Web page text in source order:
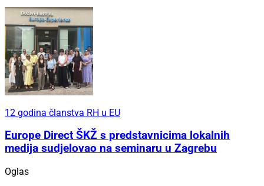
12 godina članstva RH u EU
Europe Direct ŠKŽ s predstavnicima lokalnih
medija sudjelovao na seminaru u Zagrebu
Oglas